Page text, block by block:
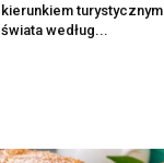
kierunkiem turystycznym
świata według...